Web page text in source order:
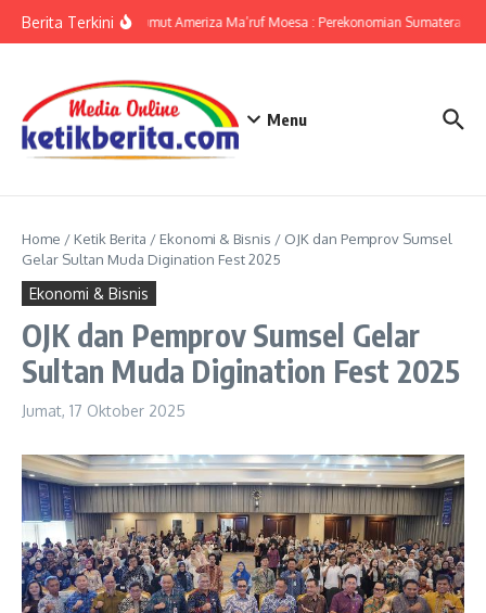
Berita TerkiniKPwBI Sumut Ameriza Ma’ruf Moesa : Perekonomian Sumatera
Menu
Home / Ketik Berita / Ekonomi & Bisnis / OJK dan Pemprov Sumsel
Gelar Sultan Muda Digination Fest 2025
Ekonomi & Bisnis
OJK dan Pemprov Sumsel Gelar
Sultan Muda Digination Fest 2025
Jumat, 17 Oktober 2025